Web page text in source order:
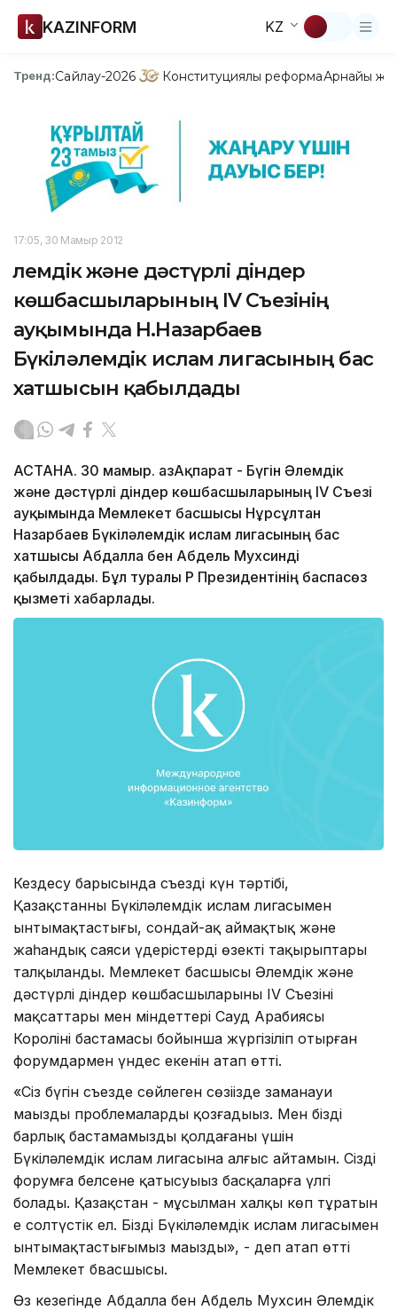
KAZINFORM KZ
Тренд:Сайлау-2026 Конституциялық реформаАрнайы
17:05, 30 Мамыр 2012
Әлемдік және дәстүрлі діндер
көшбасшыларының IV Съезінің
ауқымында Н.Назарбаев
Бүкіләлемдік ислам лигасының бас
хатшысын қабылдады
АСТАНА. 30 мамыр. ҚазАқпарат - Бүгін Әлемдік
және дәстүрлі діндер көшбасшыларының IV Съезі
ауқымында Мемлекет басшысы Нұрсұлтан
Назарбаев Бүкіләлемдік ислам лигасының бас
хатшысы Абдалла бен Абдель Мухсинді
қабылдады. Бұл туралы ҚР Президентінің баспасөз
қызметі хабарлады.
Кездесу барысында съездің күн тәртібі,
Қазақстанның Бүкіләлемдік ислам лигасымен
ынтымақтастығы, сондай-ақ аймақтық және
жаһандық саяси үдерістердің өзекті тақырыптары
талқыланды. Мемлекет басшысы Әлемдік және
дәстүрлі діндер көшбасшыларының IV Съезінің
мақсаттары мен міндеттері Сауд Арабиясы
Королінің бастамасы бойынша жүргізіліп отырған
форумдармен үндес екенін атап өтті.
«Сіз бүгін съезде сөйлеген сөзіңізде заманауи
маңызды проблемаларды қозғадыңыз. Мен біздің
барлық бастамамызды қолдағаны үшін
Бүкіләлемдік ислам лигасына алғыс айтамын. Сіздің
форумға белсене қатысуыңыз басқаларға үлгі
болады. Қазақстан - мұсылман халқы көп тұратын
ең солтүстік ел. Біздің Бүкіләлемдік ислам лигасымен
ынтымақтастығымыз маңызды», - деп атап өтті
Мемлекет бвасшысы.
Өз кезегінде Абдалла бен Абдель Мухсин Әлемдік